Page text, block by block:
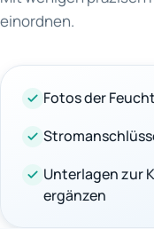
einordnen.
Fotos der
Unterlagen zur
ergänzen